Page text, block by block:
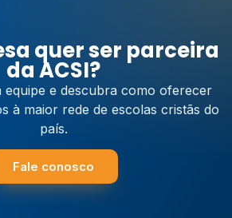
quer ser parceira
da ACSI?
equipe e descubra como oferecer
à maior rede de escolas cristãs do
país.
Fale conosco